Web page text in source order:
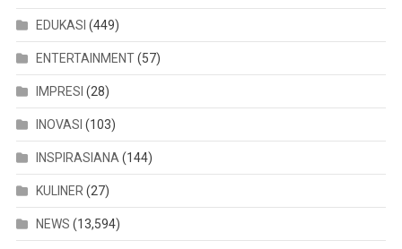
EDUKASI (449)
ENTERTAINMENT(57)
IMPRESI (28)
INOVASI (103)
INSPIRASIANA (144)
KULINER (27)
NEWS (13,594)